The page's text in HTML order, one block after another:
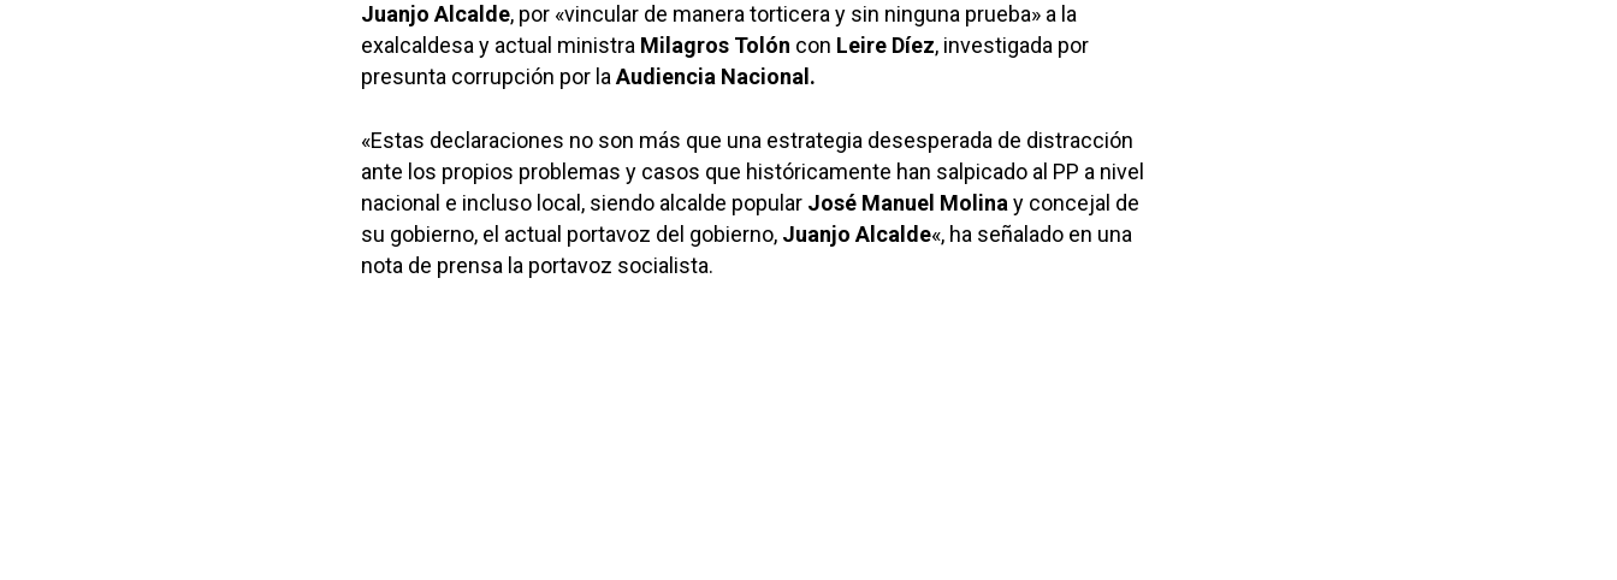
Juanjo Alcalde, por «vincular de manera torticera y sin ninguna prueba» a la
exalcaldesa y actual ministra Milagros Tolón con Leire Díez, investigada por
presunta corrupción por la Audiencia Nacional.
«Estas declaraciones no son más que una estrategia desesperada de distracción
ante los propios problemas y casos que históricamente han salpicado al PP a nivel
nacional e incluso local, siendo alcalde popular José Manuel Molina y concejal de
su gobierno, el actual portavoz del gobierno, Juanjo Alcalde«, ha señalado en una
nota de prensa la portavoz socialista.